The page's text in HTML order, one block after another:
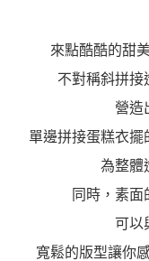
來點酷酷的甜
不對稱斜拼接
營造
單邊拼接蛋糕衣擺
為整體
同時，素面
可以
寬鬆的版型讓你